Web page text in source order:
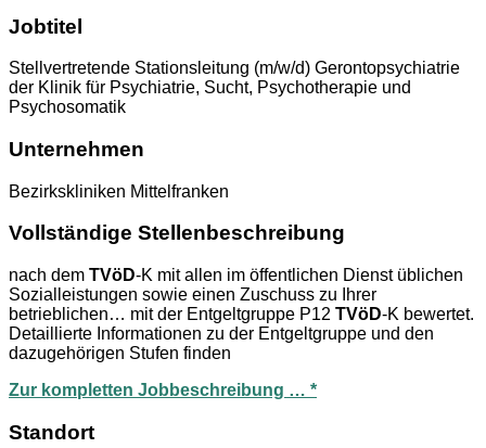
Jobtitel
Stellvertretende Stationsleitung (m/w/d) Gerontopsychiatrie
der Klinik für Psychiatrie, Sucht, Psychotherapie und
Psychosomatik
Unternehmen
Bezirkskliniken Mittelfranken
Vollständige Stellenbeschreibung
nach dem TVöD-K mit allen im öffentlichen Dienst üblichen
Sozialleistungen sowie einen Zuschuss zu Ihrer
betrieblichen… mit der Entgeltgruppe P12 TVöD-K bewertet.
Detaillierte Informationen zu der Entgeltgruppe und den
dazugehörigen Stufen finden
Zur kompletten Jobbeschreibung … *
Standort